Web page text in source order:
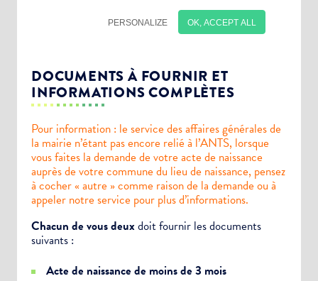
DOCUMENTS À FOURNIR ET
INFORMATIONS COMPLÈTES
Pour information : le service des affaires générales de
la mairie n’étant pas encore relié à l’ANTS, lorsque
vous faites la demande de votre acte de naissance
auprès de votre commune du lieu de naissance, pensez
à cocher « autre » comme raison de la demande ou à
appeler notre service pour plus d’informations.
Chacun de vous deuxdoit fournir les documents
suivants :
Acte de naissance de moins de 3 mois
Choisissez votre abonnement :
Newsletter Culture
Newsletter Sport et Vie associative